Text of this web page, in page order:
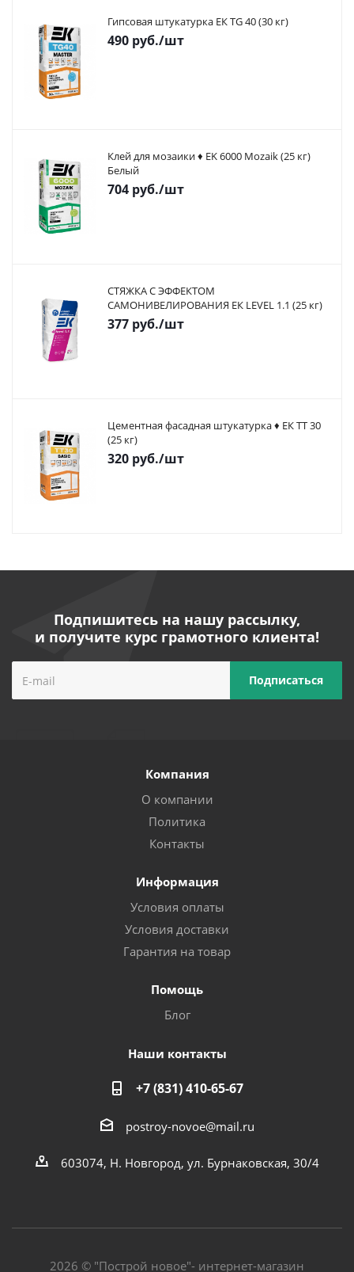
Гипсовая штукатурка ЕК TG 40 (30 кг)
490 руб./шт
Клей для мозаики ♦ EK 6000 Mozaik (25 кг)
Белый
704 руб./шт
СТЯЖКА С ЭФФЕКТОМ
САМОНИВЕЛИРОВАНИЯ ЕК LEVEL 1.1 (25 кг)
377 руб./шт
Цементная фасадная штукатурка ♦ ЕК ТТ 30
(25 кг)
320 руб./шт
Подпишитесь на нашу рассылку,
и получите курс грамотного клиента!
Компания
О компании
Политика
Контакты
Информация
Условия оплаты
Условия доставки
Гарантия на товар
Помощь
Блог
Наши контакты
+7 (831) 410-65-67
postroy-novoe@mail.ru
603074, Н. Новгород, ул. Бурнаковская, 30/4
2026 © "Построй новое"- интернет-магазин